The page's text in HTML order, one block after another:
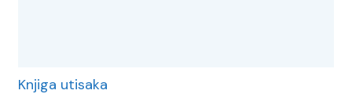
Knjiga utisaka